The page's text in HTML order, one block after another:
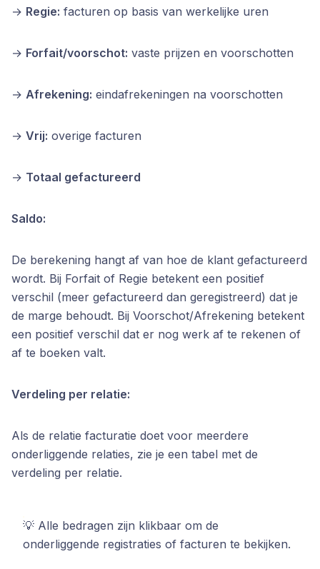
→ Regie: facturen op basis van werkelijke uren
→ Forfait/voorschot: vaste prijzen en voorschotten
→ Afrekening: eindafrekeningen na voorschotten
→ Vrij: overige facturen
→ Totaal gefactureerd
Saldo:
De berekening hangt af van hoe de klant gefactureerd
wordt. Bij Forfait of Regie betekent een positief
verschil (meer gefactureerd dan geregistreerd) dat je
de marge behoudt. Bij Voorschot/Afrekening betekent
een positief verschil dat er nog werk af te rekenen of
af te boeken valt.
Verdeling per relatie:
Als de relatie facturatie doet voor meerdere
onderliggende relaties, zie je een tabel met de
verdeling per relatie.
💡 Alle bedragen zijn klikbaar om de
onderliggende registraties of facturen te bekijken.